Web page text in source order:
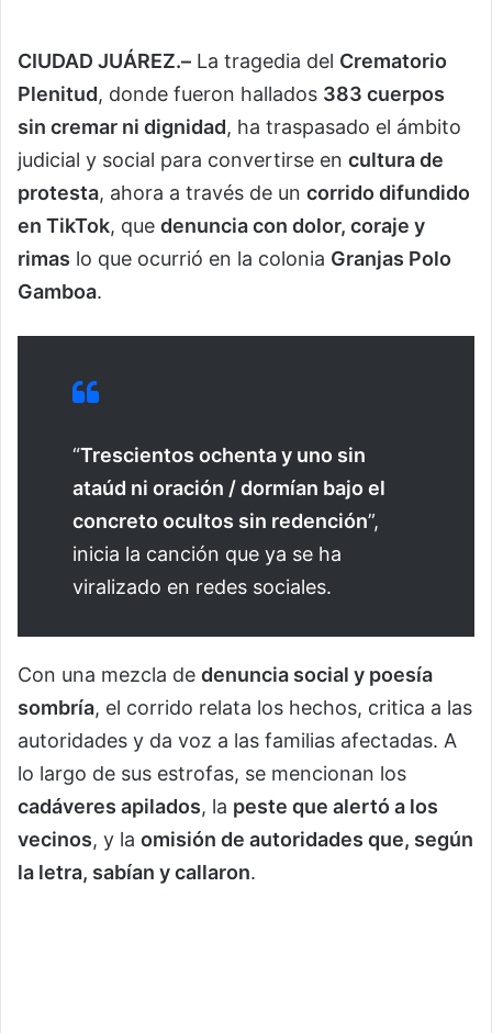
CIUDAD JUÁREZ.– La tragedia del Crematorio
Plenitud, donde fueron hallados 383 cuerpos
sin cremar ni dignidad, ha traspasado el ámbito
judicial y social para convertirse en cultura de
protesta, ahora a través de un corrido difundido
en TikTok, que denuncia con dolor, coraje y
rimas lo que ocurrió en la colonia Granjas Polo
Gamboa.
“Trescientos ochenta y uno sin
ataúd ni oración / dormían bajo el
concreto ocultos sin redención”,
inicia la canción que ya se ha
viralizado en redes sociales.
Con una mezcla de denuncia social y poesía
sombría, el corrido relata los hechos, critica a las
autoridades y da voz a las familias afectadas. A
lo largo de sus estrofas, se mencionan los
cadáveres apilados, la peste que alertó a los
vecinos, y la omisión de autoridades que, según
la letra, sabían y callaron.